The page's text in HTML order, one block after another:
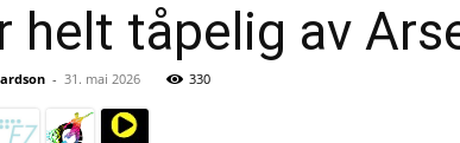
helt tåpelig av
- 31. mai 2026 330